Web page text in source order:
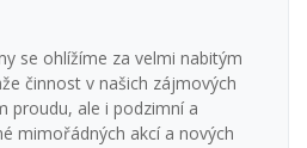
se ohlížíme za velmi nabitým
činnost v našich zájmových
proudu, ale i podzimní a
mimořádných akcí a nových